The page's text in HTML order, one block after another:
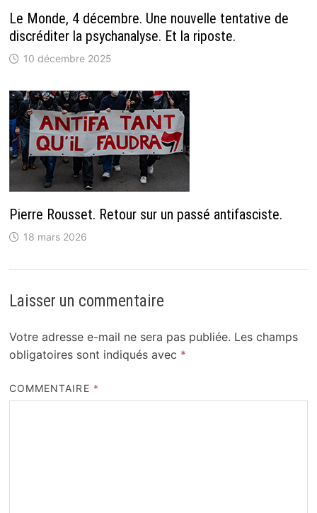
Le Monde, 4 décembre. Une nouvelle tentative de
discréditer la psychanalyse. Et la riposte.
10 décembre 2025
Pierre Rousset. Retour sur un passé antifasciste.
18 mars 2026
Laisser un commentaire
Votre adresse e-mail ne sera pas publiée. Les champs
obligatoires sont indiqués avec *
COMMENTAIRE *